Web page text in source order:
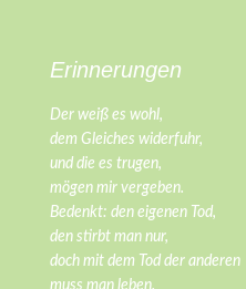
Erinnerungen
Der weiß es wohl,
dem Gleiches widerfuhr,
und die es trugen,
mögen mir vergeben.
Bedenkt: den eigenen Tod,
den stirbt man nur,
doch mit dem Tod der anderen
muss man leben.